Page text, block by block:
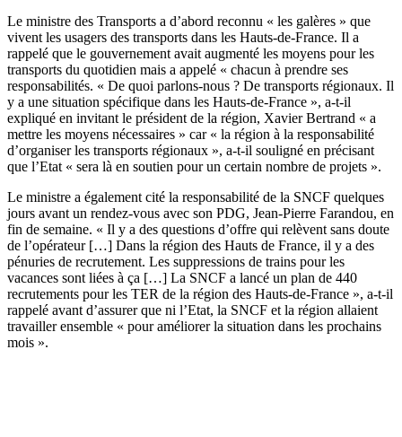
Le ministre des Transports a d’abord reconnu « les galères » que
vivent les usagers des transports dans les Hauts-de-France. Il a
rappelé que le gouvernement avait augmenté les moyens pour les
transports du quotidien mais a appelé « chacun à prendre ses
responsabilités. « De quoi parlons-nous ? De transports régionaux. Il
y a une situation spécifique dans les Hauts-de-France », a-t-il
expliqué en invitant le président de la région, Xavier Bertrand « a
mettre les moyens nécessaires » car « la région à la responsabilité
d’organiser les transports régionaux », a-t-il souligné en précisant
que l’Etat « sera là en soutien pour un certain nombre de projets ».
Le ministre a également cité la responsabilité de la SNCF quelques
jours avant un rendez-vous avec son PDG, Jean-Pierre Farandou, en
fin de semaine. « Il y a des questions d’offre qui relèvent sans doute
de l’opérateur […] Dans la région des Hauts de France, il y a des
pénuries de recrutement. Les suppressions de trains pour les
vacances sont liées à ça […] La SNCF a lancé un plan de 440
recrutements pour les TER de la région des Hauts-de-France », a-t-il
rappelé avant d’assurer que ni l’Etat, la SNCF et la région allaient
travailler ensemble « pour améliorer la situation dans les prochains
mois ».